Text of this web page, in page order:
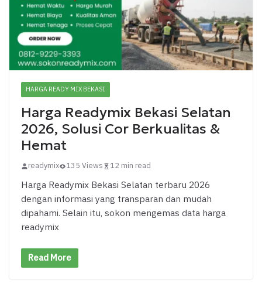
HARGA READY MIX BEKASI
Harga Readymix Bekasi Selatan
2026, Solusi Cor Berkualitas &
Hemat
readymix 135 Views 12 min read
Harga Readymix Bekasi Selatan terbaru 2026
dengan informasi yang transparan dan mudah
dipahami. Selain itu, sokon mengemas data harga
readymix
Read More